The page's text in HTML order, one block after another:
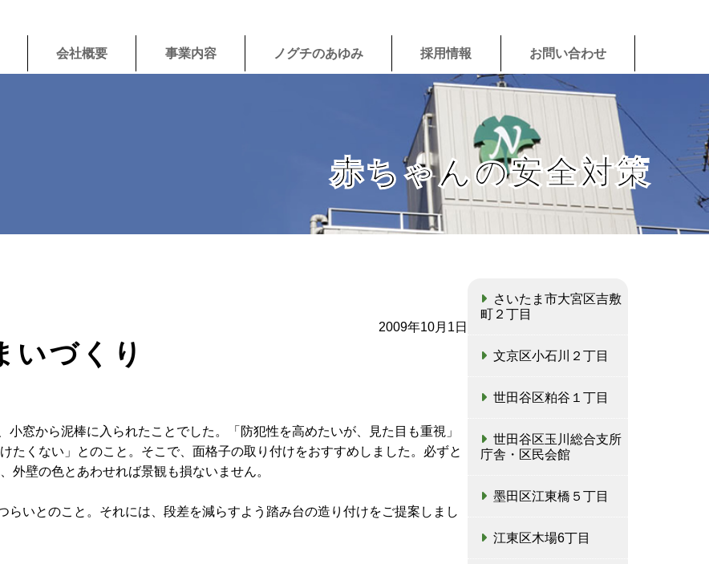
会社概要 事業内容 ノグチのあゆみ 採用情報 お問い合わせ
赤ちゃんの安全対策
さいたま市大宮区吉敷
町２丁目
文京区小石川２丁目
世田谷区粕谷１丁目
世田谷区玉川総合支所
庁舎・区民会館
墨田区江東橋５丁目
江東区木場6丁目
2009年10月1日
いづくり
窓から泥棒に入られたことでした。「防犯性を高めたいが、見た目も重視」
たくない」とのこと。そこで、面格子の取り付けをおすすめしました。必ずと
外壁の色とあわせれば景観も損ないません。
らいとのこと。それには、段差を減らすよう踏み台の造り付けをご提案しまし